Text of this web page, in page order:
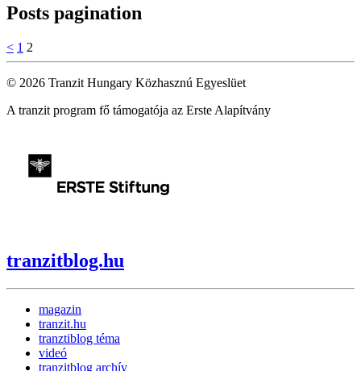
Posts pagination
< 1 2
© 2026 Tranzit Hungary Közhasznú Egyeslüet
A tranzit program fő támogatója az Erste Alapítvány
tranzitblog.hu
magazin
tranzit.hu
tranztiblog téma
videó
tranzitblog archív